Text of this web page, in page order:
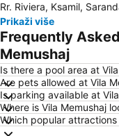
Benitses
Liston
Plaža Bella Vraka
Corfu International
Plaža Kavos
Μoraitika
Plava laguna
Rr. Riviera, Ksamil,
Prikaži više
Frequently
Memushaj
Is there a pool area at
Are pets allowed at Vila
Is parking available at
Where is Vila Memushaj
Which popular